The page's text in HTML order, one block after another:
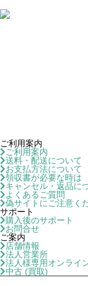
ご利用案内
ご利用案内
送料・配送について
お支払方法について
領収書が必要な時は
キャンセル・返品に
よくあるご質問
偽サイトにご注意く
サポート
購入後のサポート
お問合せ
ご案内
店舗情報
法人営業所
法人様専用オンライ
中古 (買取)